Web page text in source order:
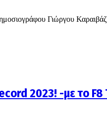
Γιώργου
2023! -με το F8